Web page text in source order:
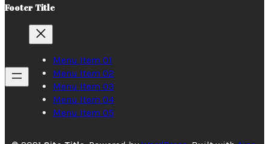
Footer Title
Menu Item 01
Menu Item 02
Menu Item 03
Menu Item 04
Menu Item 05